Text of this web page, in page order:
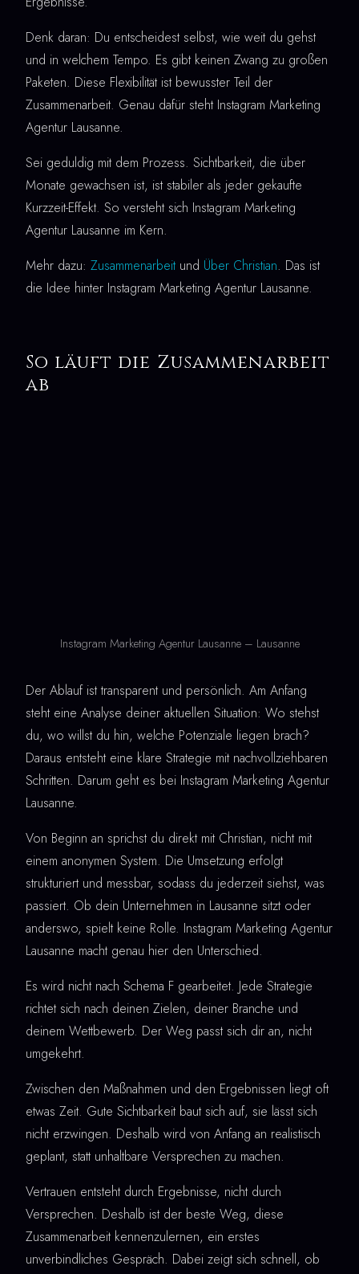
Denk daran: Du entscheidest selbst, wie weit du gehst
und in welchem Tempo. Es gibt keinen Zwang zu großen
Paketen. Diese Flexibilität ist bewusster Teil der
Zusammenarbeit. Genau dafür steht Instagram Marketing
Agentur Lausanne.
Sei geduldig mit dem Prozess. Sichtbarkeit, die über
Monate gewachsen ist, ist stabiler als jeder gekaufte
Kurzzeit-Effekt. So versteht sich Instagram Marketing
Agentur Lausanne im Kern.
Mehr dazu: Zusammenarbeit und Über Christian. Das ist
die Idee hinter Instagram Marketing Agentur Lausanne.
So läuft die Zusammenarbeit
ab
Instagram Marketing Agentur Lausanne – Lausanne
Der Ablauf ist transparent und persönlich. Am Anfang
steht eine Analyse deiner aktuellen Situation: Wo stehst
du, wo willst du hin, welche Potenziale liegen brach?
Daraus entsteht eine klare Strategie mit nachvollziehbaren
Schritten. Darum geht es bei Instagram Marketing Agentur
Lausanne.
Von Beginn an sprichst du direkt mit Christian, nicht mit
einem anonymen System. Die Umsetzung erfolgt
strukturiert und messbar, sodass du jederzeit siehst, was
passiert. Ob dein Unternehmen in Lausanne sitzt oder
anderswo, spielt keine Rolle. Instagram Marketing Agentur
Lausanne macht genau hier den Unterschied.
Es wird nicht nach Schema F gearbeitet. Jede Strategie
richtet sich nach deinen Zielen, deiner Branche und
deinem Wettbewerb. Der Weg passt sich dir an, nicht
umgekehrt.
Zwischen den Maßnahmen und den Ergebnissen liegt oft
etwas Zeit. Gute Sichtbarkeit baut sich auf, sie lässt sich
nicht erzwingen. Deshalb wird von Anfang an realistisch
geplant, statt unhaltbare Versprechen zu machen.
Vertrauen entsteht durch Ergebnisse, nicht durch
Versprechen. Deshalb ist der beste Weg, diese
Zusammenarbeit kennenzulernen, ein erstes
unverbindliches Gespräch. Dabei zeigt sich schnell, ob